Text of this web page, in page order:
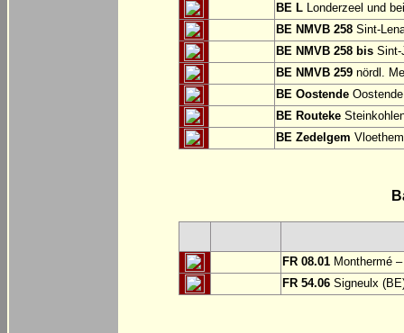
BE L Londerzeel und
BE NMVB 258 Sint-
BE NMVB 258 bis Sint-
BE NMVB 259 nördl.
BE Oostende
BE Routeke
BE Zedelgem
FR 08.01 Monthermé
FR 54.06 Signeulx